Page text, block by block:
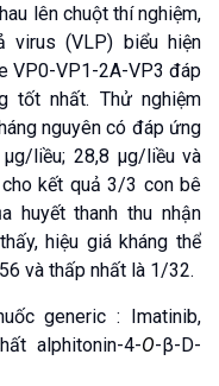
lên chuột thí nghiệm,
virus (VLP) biểu hiện
VP0-VP1-2A-VP3 đáp
tốt nhất. Thử nghiệm
nguyên có đáp ứng
liều; 28,8 µg/liều và
kết quả 3/3 con bê
huyết thanh thu nhận
hiệu giá kháng thể
và thấp nhất là 1/32.
generic : Imatinib,
alphitonin-4-O-β-D-